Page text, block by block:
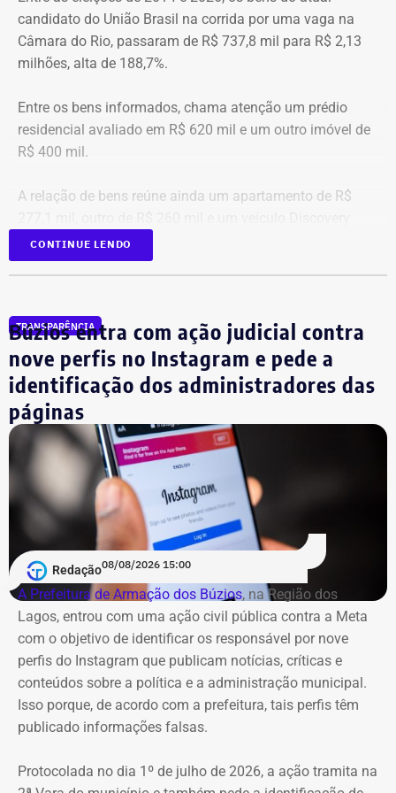
Beneficiário
Victor Rosa Travancas
R$
R$
2 Bruno de Queiroz Costa
R$
R$
Almeida
5 Rodrigo Ratkus Abel
R$
349.332,01
R$
34.433,88
Gustavo Reis Ferreira
R$
348.094,75
Igor Domingos Marques da
Silva
R$
281.845,47
8
Danielle Christian Ribeiro
Barros
R$
281.042,85
R$
103.247,91
9
Fernando Cezar Jorge
Hakme
R$
274.382,64
R$
22.028,93
10 Edmilson Suassuna da Silva R$
273.040,85
273.040,85
candidato do União Brasil na corrida por uma vaga na
Câmara do Rio, passaram de R$ 737,8 mil para R$ 2,13
milhões, alta de 188,7%.
Entre os bens informados, chama atenção um prédio
residencial avaliado em R$ 620 mil e um outro imóvel de
R$ 400 mil.
A relação de bens reúne ainda um apartamento de R$
D300, ano 2023, declarado por R$ 330 mil. Também
aparecem na lista cerca de R$ 177 mil em aplicações e
CONTINUE LENDO
TRANSPARÊNCIA
Búzios entra com ação judicial contra
nove perfis no Instagram e pede a
identificação dos administradores das
páginas
Redação08/08/2026 15:00
A Prefeitura de Armação dos Búzios, na Região dos
Lagos, entrou com uma ação civil pública contra a Meta
com o objetivo de identificar os responsável por nove
perfis do Instagram que publicam notícias, críticas e
conteúdos sobre a política e a administração municipal.
Isso porque, de acordo com a prefeitura, tais perfis têm
publicado informações falsas.
Protocolada no dia 1º de julho de 2026, a ação tramita na